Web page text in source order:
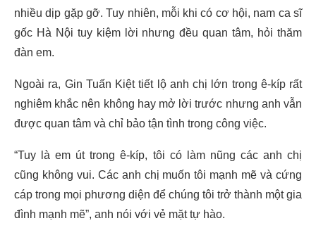
nhiều dịp gặp gỡ. Tuy nhiên, mỗi khi có cơ hội, nam ca sĩ
gốc Hà Nội tuy kiệm lời nhưng đều quan tâm, hỏi thăm
đàn em.
Ngoài ra, Gin Tuấn Kiệt tiết lộ anh chị lớn trong ê-kíp rất
nghiêm khắc nên không hay mở lời trước nhưng anh vẫn
được quan tâm và chỉ bảo tận tình trong công việc.
“Tuy là em út trong ê-kíp, tôi có làm nũng các anh chị
cũng không vui. Các anh chị muốn tôi mạnh mẽ và cứng
cáp trong mọi phương diện để chúng tôi trở thành một gia
đình mạnh mẽ”, anh nói với vẻ mặt tự hào.